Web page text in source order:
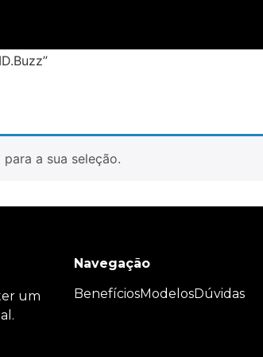
a sua seleção.
um
Navegação
BenefíciosModelosDúvidas